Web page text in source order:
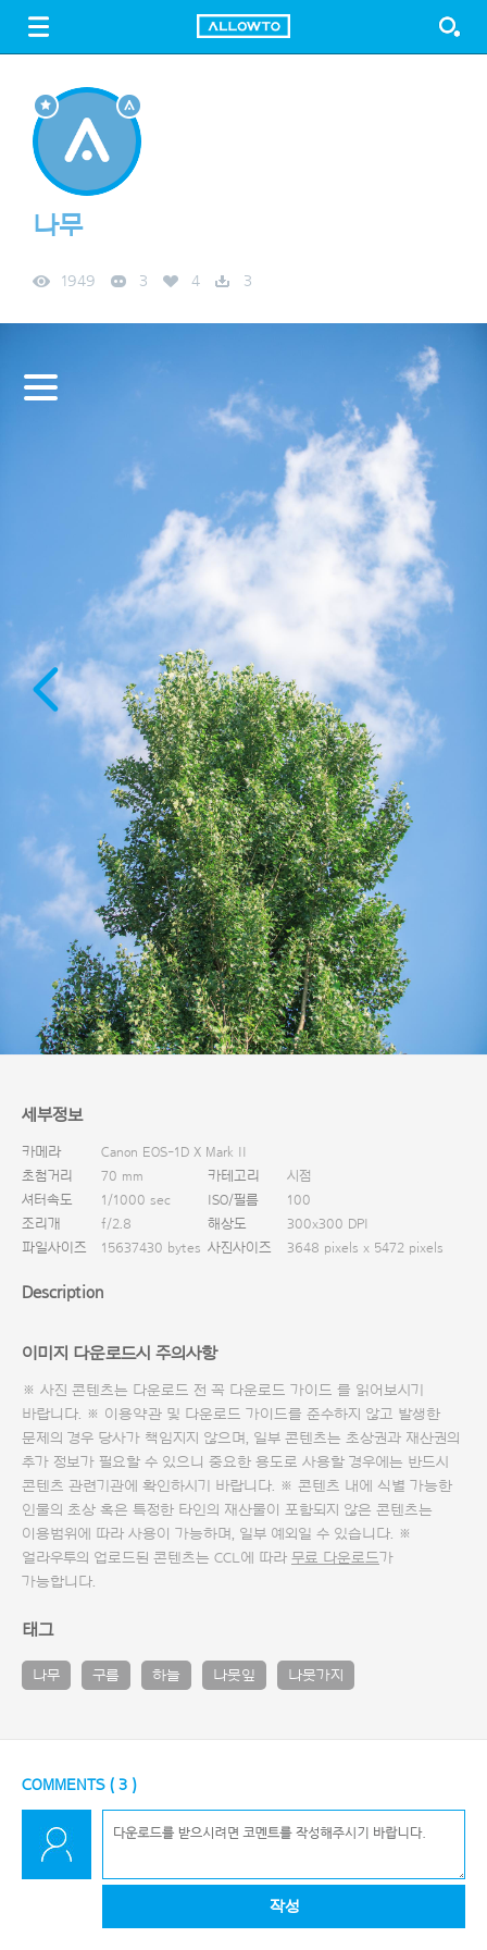
FREE DOWNLOAD
나무
1949 3 4 3
세부정보
카메라
Canon EOS-1D X Mark II
초첨거리
70 mm 카테고리
시점
셔터속도
1/1000 sec ISO/필름
100
조리개
f/2.8 해상도
300x300 DPI
파일사이즈
15637430 bytes 사진사이즈 3648 pixels x 5472 pixels
Description
이미지 다운로드시 주의사항
※ 사진 콘텐츠는 다운로드 전 꼭 다운로드 가이드 를 읽어보시기
바랍니다. ※ 이용약관 및 다운로드 가이드를 준수하지 않고 발생한
문제의 경우 당사가 책임지지 않으며, 일부 콘텐츠는 초상권과 재산권의
추가 정보가 필요할 수 있으니 중요한 용도로 사용할 경우에는 반드시
콘텐츠 관련기관에 확인하시기 바랍니다. ※ 콘텐츠 내에 식별 가능한
인물의 초상 혹은 특정한 타인의 재산물이 포함되지 않은 콘텐츠는
이용범위에 따라 사용이 가능하며, 일부 예외일 수 있습니다. ※
얼라우투의 업로드된 콘텐츠는 CCL에 따라 무료 다운로드 가
가능합니다.
태그
나무 구름 하늘 나뭇잎 나뭇가지
COMMENTS ( 3 )
작성